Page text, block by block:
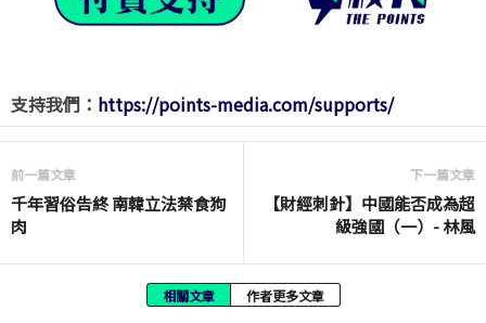
支持我們： https://points-media.com/supports/
前一篇文章
千年習俗告終 南韓立法禁食狗
肉
下一篇文章
【財經刺針】中國能否成為超
級強國（一）- 林風
相關文章 作者更多文章